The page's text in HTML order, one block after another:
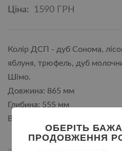
Ціна: 1590 ГРН
Колір ДСП - дуб Сонома,
яблуня, трюфель, дуб
Шімо.
Довжина: 865 мм
Глибина: 555 мм
Висота: 550 мм
ОБЕРІТЬ
ПРОДОВЖЕННЯ